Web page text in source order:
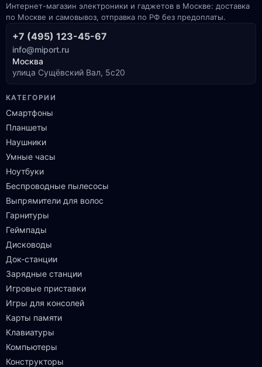
Интернет-магазин электроники и гаджетов в Москве: доставка
по Москве и самовывоз, отправка по РФ без предоплаты.
+7 (495) 123-45-67
info@miport.ru
Москва
улица Сущёвский Вал, 5с20
КАТЕГОРИИ
Смартфоны
Планшеты
Наушники
Умные часы
Ноутбуки
Беспроводные пылесосы
Выпрямители для волос
Гарнитуры
Геймпады
Дисководы
Док-станции
Зарядные станции
Игровые приставки
Игры для консолей
Карты памяти
Клавиатуры
Компьютеры
Конструкторы